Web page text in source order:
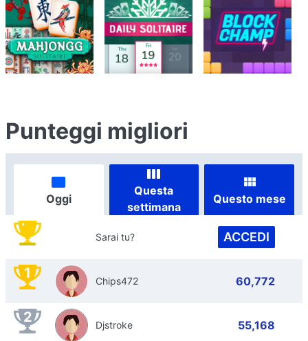
Punteggi migliori
Oggi
Questa
settimana
Questo mese
Sarai tu? ACCEDI
1 Chips472 60,772
2 Djstroke 55,168